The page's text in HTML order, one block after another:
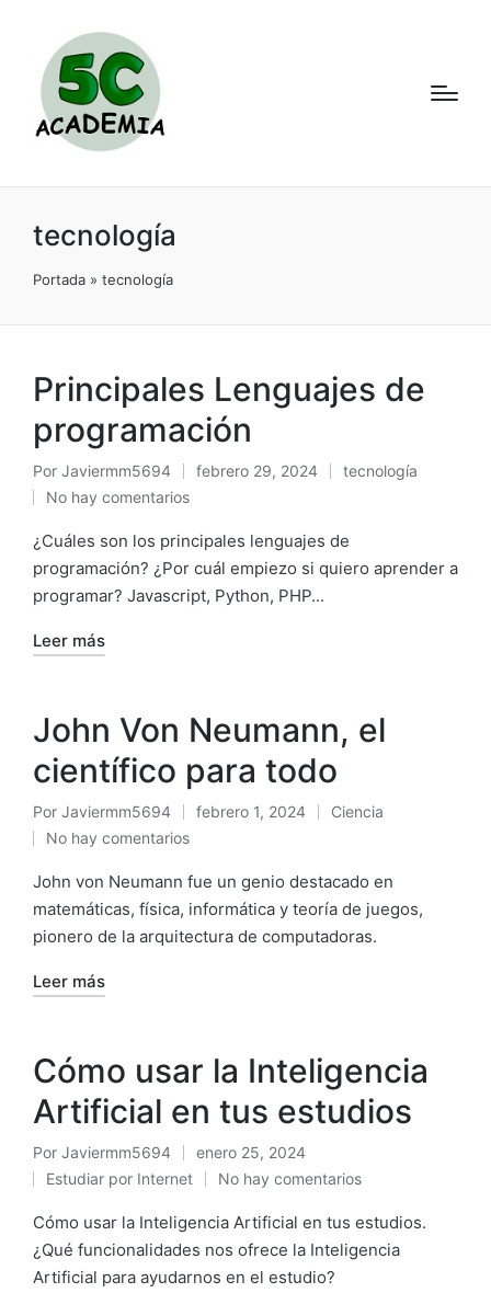
tecnología
Portada » tecnología
Principales Lenguajes de
programación
Por Javiermm5694 febrero 29, 2024
tecnología
No hay comentarios
¿Cuáles son los principales lenguajes de
programación? ¿Por cuál empiezo si quiero aprender a
programar? Javascript, Python, PHP...
Leer más
John Von Neumann, el
científico para todo
Por Javiermm5694 febrero 1, 2024
Ciencia
No hay comentarios
John von Neumann fue un genio destacado en
matemáticas, física, informática y teoría de juegos,
pionero de la arquitectura de computadoras.
Leer más
Cómo usar la Inteligencia
Artificial en tus estudios
Por Javiermm5694
enero 25, 2024
Estudiar por Internet
No hay comentarios
Cómo usar la Inteligencia Artificial en tus estudios.
¿Qué funcionalidades nos ofrece la Inteligencia
Artificial para ayudarnos en el estudio?